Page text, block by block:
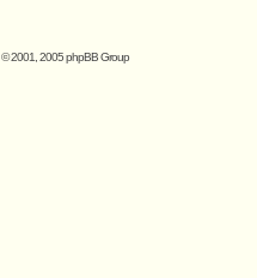
© 2001, 2005 phpBB Group